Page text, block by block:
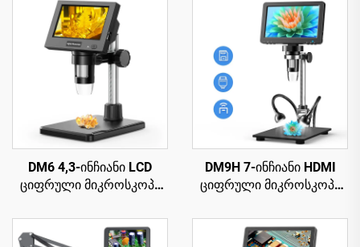
DM6 4,3-ინჩიანი LCD
ციფრული მიკროსკოპი
LED-ით, პარკულის
მიკროსკოპი
DM9H 7-ინჩიანი HDMI
ციფრული მიკროსკოპი
მიკროსკოპი IPS
ეკრანით, 16MP,